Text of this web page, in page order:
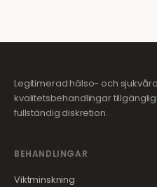
Legitimerad hälso- och
kvalitetsbehandlingar
fullständig diskretion.
BEHANDLINGAR
Viktminskning